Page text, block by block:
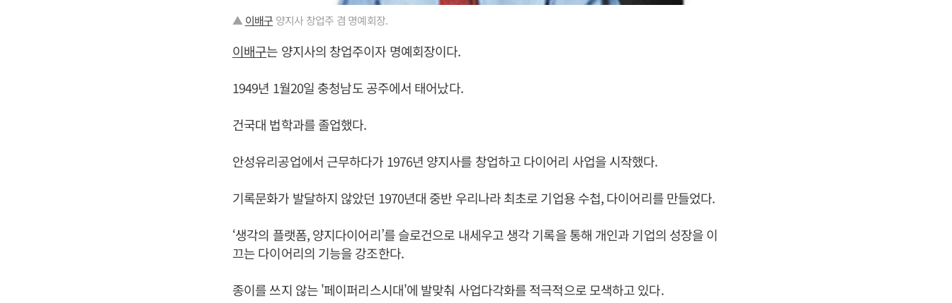
▲ 이배구 양지사 창업주 겸 명예회장.
이배구는 양지사의 창업주이자 명예회장이다.
1949년 1월20일 충청남도 공주에서 태어났다.
건국대 법학과를 졸업했다.
안성유리공업에서 근무하다가 1976년 양지사를 창업하고 다이어리 사업을 시작했다.
기록문화가 발달하지 않았던 1970년대 중반 우리나라 최초로 기업용 수첩, 다이어리를 만들었다.
‘생각의 플랫폼, 양지다이어리’를 슬로건으로 내세우고 생각 기록을 통해 개인과 기업의 성장을 이
끄는 다이어리의 기능을 강조한다.
종이를 쓰지 않는 '페이퍼리스시대'에 발맞춰 사업다각화를 적극적으로 모색하고 있다.